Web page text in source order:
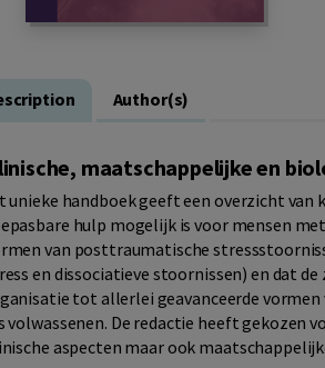
Author(s)
maatschappelijke en
unieke handboek geeft een overzicht
hulp mogelijk is voor mensen
van posttraumatische
en dissociatieve stoornissen) en dat
tot allerlei geavanceerde
volwassenen. De redactie heeft gekozen
aspecten maar ook